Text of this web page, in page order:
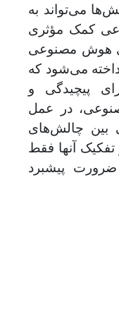
ها میتواند به
کمک مؤثری
هوش مصنوعی
می‌شود که
پیچیدگی و
در عمل
بین چالشهای
آنها فقط
پیشبرد